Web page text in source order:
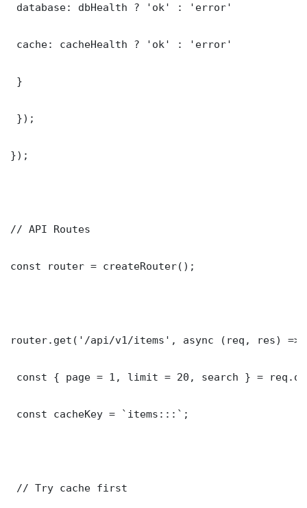
database: dbHealth ? 'ok' : 'error'
cache: cacheHealth ? 'ok' : 'error'
}
});
});
// API Routes
const router = createRouter();
router.get('/api/v1/items', async (req, res) =>
const { page = 1, limit = 20, search } =
const cacheKey = `items:::`;
// Try cache first